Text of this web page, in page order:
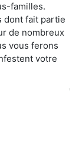
familles.
dont fait partie
de nombreux
vous ferons
votre